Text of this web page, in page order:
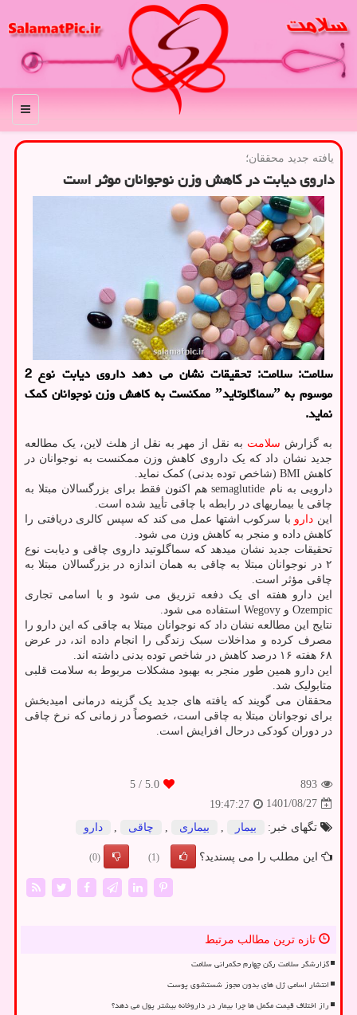
منو
یافته جدید محققان؛
داروی دیابت در کاهش وزن نوجوانان موثر است
سلامت: سلامت: تحقیقات نشان می دهد داروی دیابت نوع 2
موسوم به ˮسماگلوتایدˮ ممکنست به کاهش وزن نوجوانان کمک
نماید.
به گزارش سلامت به نقل از مهر به نقل از هلث لاین، یک مطالعه
جدید نشان داد که یک داروی کاهش وزن ممکنست به نوجوانان در
کاهش BMI (شاخص توده بدنی) کمک نماید.
دارویی به نام semaglutide هم اکنون فقط برای بزرگسالان مبتلا به
چاقی یا بیماریهای در رابطه با چاقی تأیید شده است.
این دارو با سرکوب اشتها عمل می کند که سپس کالری دریافتی را
کاهش داده و منجر به کاهش وزن می شود.
تحقیقات جدید نشان میدهد که سماگلوتید داروی چاقی و دیابت نوع
۲ در نوجوانان مبتلا به چاقی به همان اندازه در بزرگسالان مبتلا به
چاقی مؤثر است.
این دارو هفته ای یک دفعه تزریق می شود و با اسامی تجاری
Ozempic و Wegovy استفاده می شود.
نتایج این مطالعه نشان داد که نوجوانان مبتلا به چاقی که این دارو را
مصرف کرده و مداخلات سبک زندگی را انجام داده اند، در عرض
۶۸ هفته ۱۶ درصد کاهش در شاخص توده بدنی داشته اند.
این دارو همین طور منجر به بهبود مشکلات مربوط به سلامت قلبی
متابولیک شد.
محققان می گویند که یافته های جدید یک گزینه درمانی امیدبخش
برای نوجوانان مبتلا به چاقی است، خصوصاً در زمانی که نرخ چاقی
در دوران کودکی درحال افزایش است.
893
5.0
/ 5
1401/08/27
19:47:27
تگهای خبر:
بیمار , بیماری , چاقی , دارو
این مطلب را می پسندید؟ (1)
(0)
تازه ترین مطالب مرتبط
گزارشگر سلامت رکن چهارم حکمرانی سلامت
انتشار اسامی ژل های بدون مجوز شستشوی پوست
راز اختلاف قیمت مکمل ها چرا بیمار در داروخانه بیشتر پول می دهد؟